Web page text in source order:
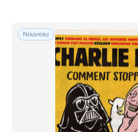
Nouveau